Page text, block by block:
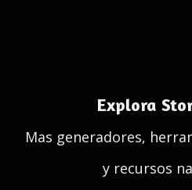
Explora
Mas generadores,
y recursos